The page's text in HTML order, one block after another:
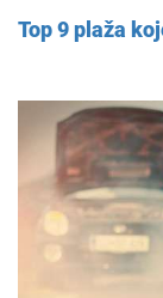
Top 9 plaža